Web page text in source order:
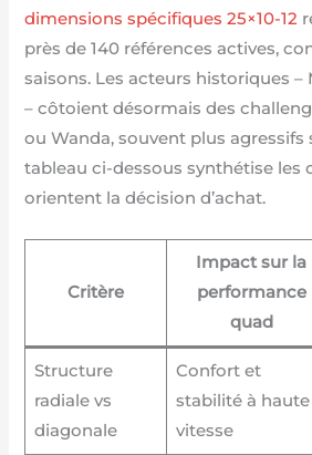
dimensions spécifiques 25×10-12
près de 140 références actives,
saisons. Les acteurs historiques –
– côtoient désormais des
ou Wanda, souvent plus agressifs
tableau ci-dessous synthétise les
orientent la décision d’achat.
Critère
Impact sur la
performance
quad
Structure
radiale vs
diagonale
Confort et
stabilité à haute
vitesse